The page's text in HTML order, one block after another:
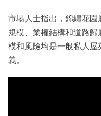
市場人士指出，錦繡花
規模、業權結構和道路
模和風險均是一般私人
義。